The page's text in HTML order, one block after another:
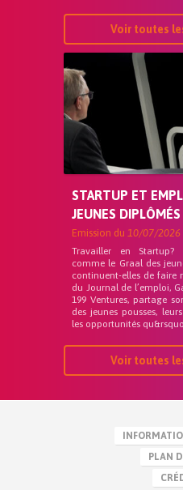
Voir toutes
STARTUP ET
JEUNES
Emission du 10/07/2026
Travailler en Startup?
comme le Graal des
continuent-elles de faire
du Journal de l’emploi,
199 Ventures, partage
des jeunes pousses,
les opportunités
Voir toutes
PLAN